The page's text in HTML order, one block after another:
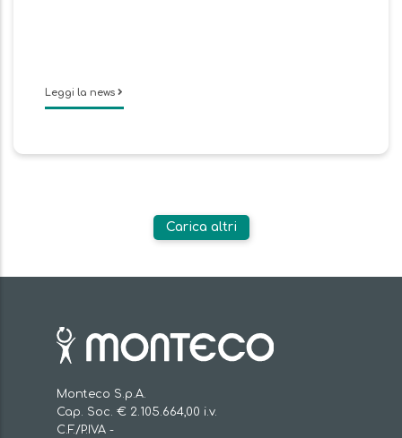
Leggi la news
Carica altri
Monteco S.p.A.
Cap. Soc. € 2.105.664,00 i.v.
C.F./P.IVA -